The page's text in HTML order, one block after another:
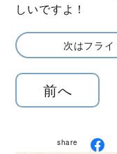
しいですよ！
次はフラ
前へ
share